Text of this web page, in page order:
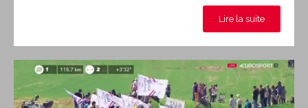
Lire la suite